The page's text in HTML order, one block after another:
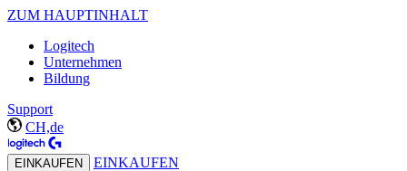
ZUM HAUPTINHALT
Logitech
Unternehmen
Bildung
Support
CH,de
EINKAUFEN EINKAUFEN